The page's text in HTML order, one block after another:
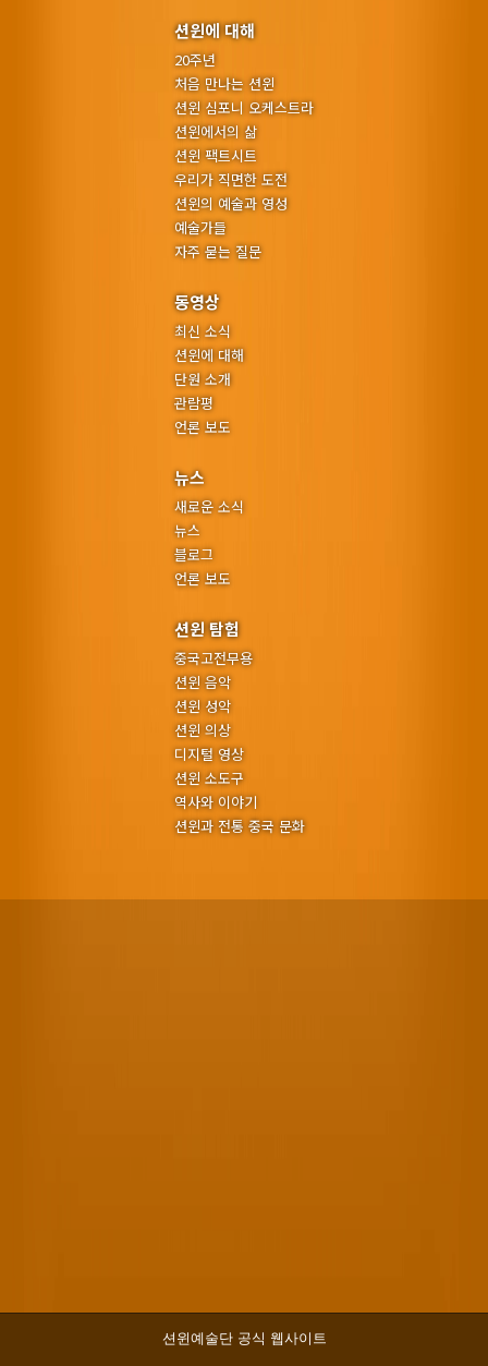
션윈에 대해
20주년
처음 만나는 션윈
션윈 심포니 오케스트라
션윈에서의 삶
션윈 팩트시트
우리가 직면한 도전
션윈의 예술과 영성
예술가들
자주 묻는 질문
동영상
최신 소식
션윈에 대해
단원 소개
관람평
언론 보도
뉴스
새로운 소식
뉴스
블로그
언론 보도
션윈 탐험
중국고전무용
션윈 음악
션윈 성악
션윈 의상
디지털 영상
션윈 소도구
역사와 이야기
션윈과 전통 중국 문화
션윈예술단 공식 웹사이트